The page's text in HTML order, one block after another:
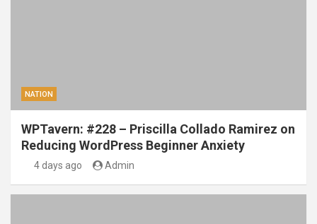
NATION
WPTavern: #228 – Priscilla Collado Ramirez on
Reducing WordPress Beginner Anxiety
4 days ago Admin